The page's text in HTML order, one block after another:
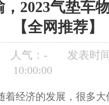
2023气垫车
【全网推荐】
人气： -
发表时
10:00:00
经济的发展，很多大